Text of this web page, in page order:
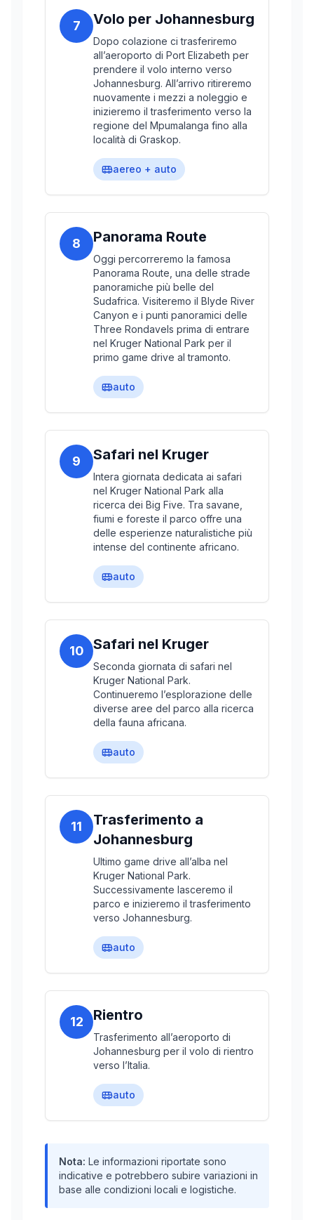
7 Volo per Johannesburg
Dopo colazione ci trasferiremo
all’aeroporto di Port Elizabeth per
prendere il volo interno verso
Johannesburg. All’arrivo ritireremo
nuovamente i mezzi a noleggio e
inizieremo il trasferimento verso la
regione del Mpumalanga fino alla
località di Graskop.
aereo + auto
8 Panorama Route
Oggi percorreremo la famosa
Panorama Route, una delle strade
panoramiche più belle del
Sudafrica. Visiteremo il Blyde River
Canyon e i punti panoramici delle
Three Rondavels prima di entrare
nel Kruger National Park per il
primo game drive al tramonto.
auto
9 Safari nel Kruger
Intera giornata dedicata ai safari
nel Kruger National Park alla
ricerca dei Big Five. Tra savane,
fiumi e foreste il parco offre una
delle esperienze naturalistiche più
intense del continente africano.
auto
10 Safari nel Kruger
Seconda giornata di safari nel
Kruger National Park.
Continueremo l’esplorazione delle
diverse aree del parco alla ricerca
della fauna africana.
auto
11
Trasferimento a
Johannesburg
Ultimo game drive all’alba nel
Kruger National Park.
Successivamente lasceremo il
parco e inizieremo il trasferimento
verso Johannesburg.
auto
12 Rientro
Trasferimento all’aeroporto di
Johannesburg per il volo di rientro
verso l’Italia.
auto
Nota: Le informazioni riportate sono
indicative e potrebbero subire variazioni in
base alle condizioni locali e logistiche.